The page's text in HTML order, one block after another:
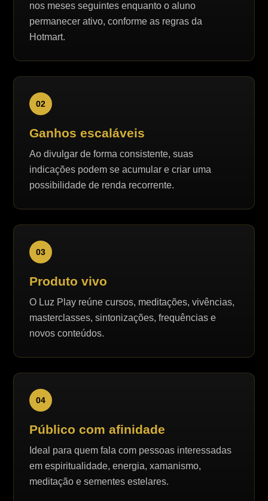
nos meses seguintes enquanto o aluno
permanecer ativo, conforme as regras da
Hotmart.
02
Ganhos escaláveis
Ao divulgar de forma consistente, suas
indicações podem se acumular e criar uma
possibilidade de renda recorrente.
03
Produto vivo
O Luz Play reúne cursos, meditações, vivências,
masterclasses, sintonizações, frequências e
novos conteúdos.
04
Público com afinidade
Ideal para quem fala com pessoas interessadas
em espiritualidade, energia, xamanismo,
meditação e sementes estelares.